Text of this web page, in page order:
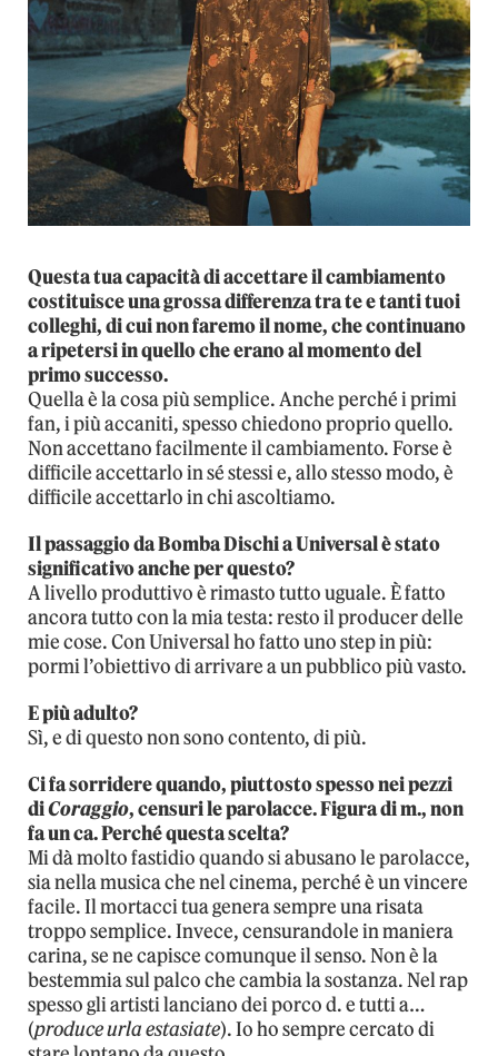
Questa tua capacità di accettare il cambiamento
costituisce una grossa differenza tra te e tanti tuoi
colleghi, di cui non faremo il nome, che continuano
a ripetersi in quello che erano al momento del
primo successo.
Quella è la cosa più semplice. Anche perché i primi
fan, i più accaniti, spesso chiedono proprio quello.
Non accettano facilmente il cambiamento. Forse è
difficile accettarlo in sé stessi e, allo stesso modo, è
difficile accettarlo in chi ascoltiamo.
Il passaggio da Bomba Dischi a Universal è stato
significativo anche per questo?
A livello produttivo è rimasto tutto uguale. È fatto
ancora tutto con la mia testa: resto il producer delle
mie cose. Con Universal ho fatto uno step in più:
pormi l’obiettivo di arrivare a un pubblico più vasto.
E più adulto?
Sì, e di questo non sono contento, di più.
Ci fa sorridere quando, piuttosto spesso nei pezzi
diCoraggio, censuri le parolacce. Figura di m., non
fa un ca. Perché questa scelta?
Mi dà molto fastidio quando si abusano le parolacce,
sia nella musica che nel cinema, perché è un vincere
facile. Il mortacci tua genera sempre una risata
troppo semplice. Invece, censurandole in maniera
carina, se ne capisce comunque il senso. Non è la
bestemmia sul palco che cambia la sostanza. Nel rap
spesso gli artisti lanciano dei porco d. e tutti a…
(produce urla estasiate). Io ho sempre cercato di